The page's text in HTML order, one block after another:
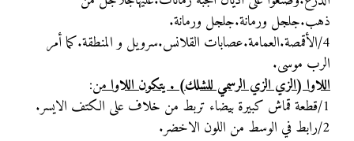
ذهب.جلجل ورمانة.جلجل ورمانة.
4/الأقمصة.العمامة.عصابات القلانس.سرويل و المنطقة.كما أمر
الرب موسى.
اللاوا (الزي الزي الرسمي للشلك) . يتكون اللاوامن:
1/قطعة قماش كبيرة بيضاء تربط من خلاف على الكتف الايسر.
2/رابط في الوسط من اللون الاخضر.